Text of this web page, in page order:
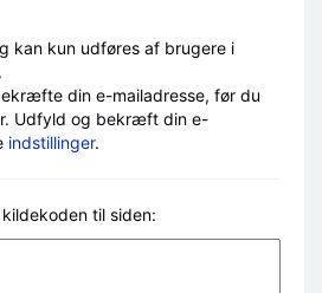
kan kun udføres af brugere i
din e-mailadresse, før du
Udfyld og bekræft din e-
indstillinger.
til siden: